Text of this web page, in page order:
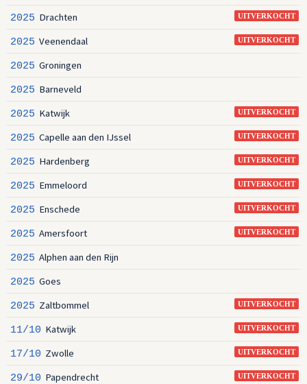
UITVERKOCHT
2025 Drachten
UITVERKOCHT
2025 Veenendaal
2025 Groningen
2025 Barneveld
UITVERKOCHT
2025 Katwijk
UITVERKOCHT
2025 Capelle aan den IJssel
UITVERKOCHT
2025 Hardenberg
UITVERKOCHT
2025 Emmeloord
UITVERKOCHT
2025 Enschede
UITVERKOCHT
2025 Amersfoort
2025 Alphen aan den Rijn
2025 Goes
UITVERKOCHT
2025 Zaltbommel
UITVERKOCHT
11/10 Katwijk
UITVERKOCHT
17/10 Zwolle
UITVERKOCHT
29/10 Papendrecht